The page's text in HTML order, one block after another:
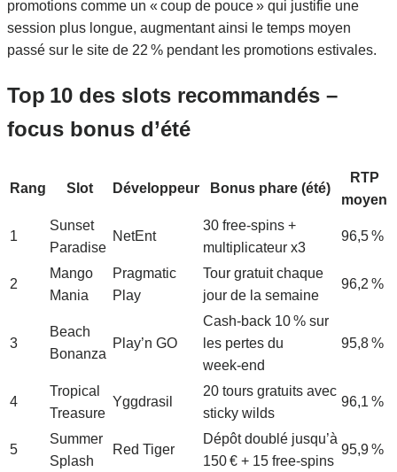
promotions comme un « coup de pouce » qui justifie une
session plus longue, augmentant ainsi le temps moyen
passé sur le site de 22 % pendant les promotions estivales.
Top 10 des slots recommandés –
focus bonus d’été
Rang Slot Développeur Bonus phare (été)
RTP
moyen
1
Sunset
Paradise
NetEnt
30 free‑spins +
multiplicateur x3
96,5 %
2
Mango
Mania
Pragmatic
Play
Tour gratuit chaque
jour de la semaine
96,2 %
3
Beach
Bonanza
Play’n GO
Cash‑back 10 % sur
les pertes du
week‑end
95,8 %
4
Tropical
Treasure
Yggdrasil
20 tours gratuits avec
sticky wilds
96,1 %
5
Summer
Splash
Red Tiger
Dépôt doublé jusqu’à
150 € + 15 free‑spins
95,9 %